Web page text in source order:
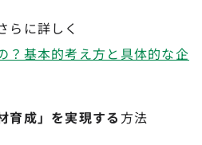
らに詳しく
？基本的考え方と具体的な企
育成」を実現する 方法